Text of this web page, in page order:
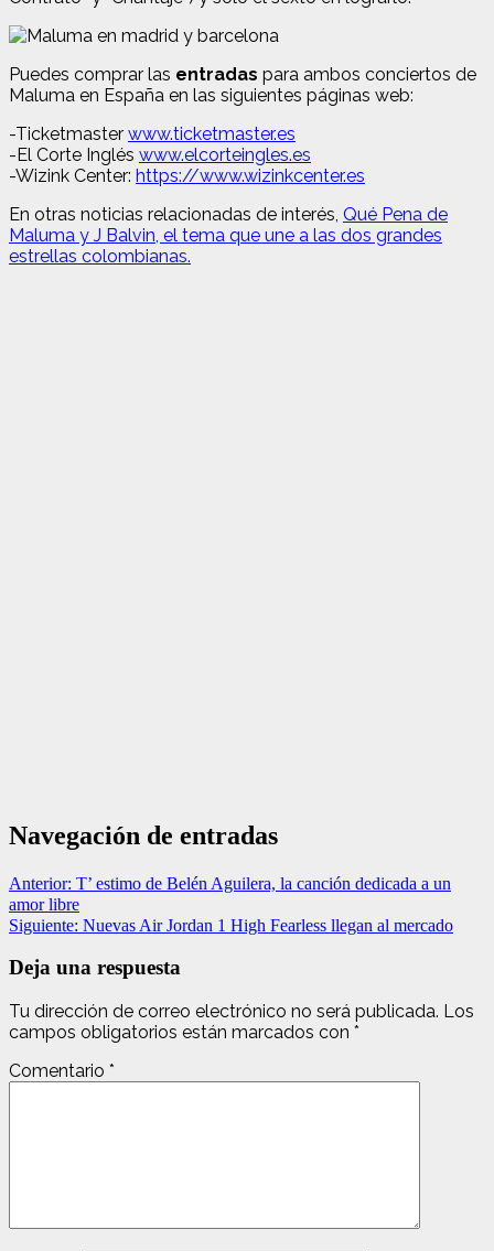
Puedes comprar las entradas para ambos conciertos de
Maluma en España en las siguientes páginas web:
-Ticketmaster www.ticketmaster.es
-El Corte Inglés www.elcorteingles.es
-Wizink Center: https://www.wizinkcenter.es
En otras noticias relacionadas de interés, Qué Pena de
Maluma y J Balvin, el tema que une a las dos grandes
estrellas colombianas.
Navegación de entradas
Anterior: T’ estimo de Belén Aguilera, la canción dedicada a un
amor libre
Siguiente: Nuevas Air Jordan 1 High Fearless llegan al mercado
Deja una respuesta
Tu dirección de correo electrónico no será publicada. Los
campos obligatorios están marcados con *
Comentario *